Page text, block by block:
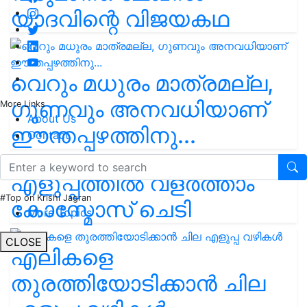
More Links
About Us
Contact
#Top on Krishi Jagran
More Topics
CLOSE
യാദവിന്റെ വിജയകഥ
വെറും മധുരം മാത്രമല്ല,
ഗുണവും അനവധിയാണ്
ഈന്തപ്പഴത്തിനു...
എളുപ്പത്തിൽ വളർത്താം
കോസ്മോസ് ചെടി
എലികളെ
തുരത്തിയോടിക്കാൻ ചില